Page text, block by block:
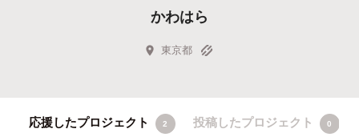
かわはら
東京都
応援したプロジェクト 2 投稿したプロジェクト 0